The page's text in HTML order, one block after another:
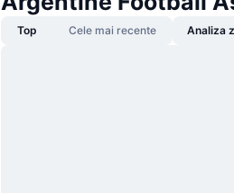
Top Cele mai recente Analiza